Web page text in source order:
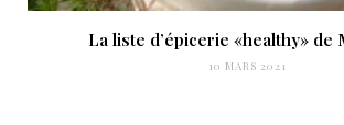
La liste d’épicerie «healthy» de
10 MARS 2021